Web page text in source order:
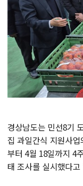
경상남도는 민선8기
집 과일간식 지원사
부터 4월 18일까지 4
태 조사를 실시했다고